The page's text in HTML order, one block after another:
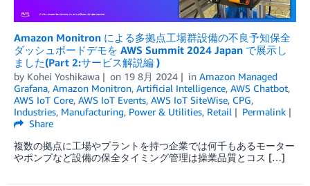
Amazon Monitron による多拠点工場群設備の不良予知保全
ダッシュボードデモを AWS Summit 2024 Japan で展示し
ました(Part 2:サービス解説編 )
by Kohei Yoshikawa on 19 8月 2024 in Amazon Managed
Grafana, Amazon Monitron, Artificial Intelligence, AWS Chatbot,
AWS IoT Core, AWS IoT Events, AWS IoT SiteWise, CPG,
Industries, Manufacturing, Power & Utilities, Retail
Permalink
Share
複数の拠点に工場やプラントを持つ企業では何千もあるモーター
やポンプなど設備の保全タイミング管理は操業品質とコス […]